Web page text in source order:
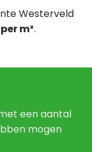
Westerveld
m².
een aantal
mogen